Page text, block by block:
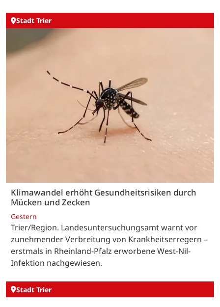
Stadt Trier
Klimawandel erhöht Gesundheitsrisiken durch
Mücken und Zecken
Gestern
Trier/Region. Landesuntersuchungsamt warnt vor
zunehmender Verbreitung von Krankheitserregern –
erstmals in Rheinland-Pfalz erworbene West-Nil-
Infektion nachgewiesen.
Stadt Trier